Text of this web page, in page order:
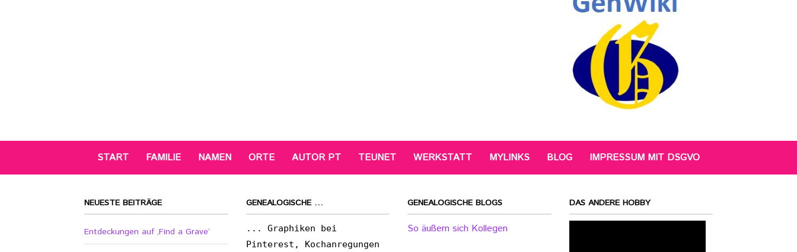
START FAMILIE NAMEN ORTE AUTOR PT TEUNET WERKSTATT MYLINKS BLOG IMPRESSUM MIT DSGVO
NEUESTE BEITRÄGE
Entdeckungen auf ‚Find a Grave‘
GENEALOGISCHE …
... Graphiken bei
Pinterest, Kochanregungen
GENEALOGISCHE BLOGS
So äußern sich Kollegen
DAS ANDERE HOBBY